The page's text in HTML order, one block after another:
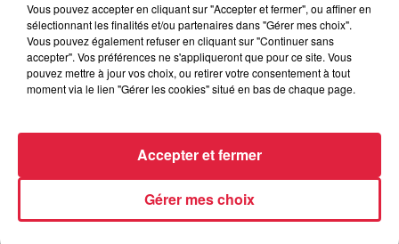
Au zoo de Mulhouse : rencontre avec les
flamants rouges
Vous pouvez accepter en cliquant sur "Accepter et fermer", ou affiner en
sélectionnant les finalités et/ou partenaires dans "Gérer mes choix".
Vous pouvez également refuser en cliquant sur "Continuer sans
accepter". Vos préférences ne s'appliqueront que pour ce site. Vous
pouvez mettre à jour vos choix, ou retirer votre consentement à tout
moment via le lien "Gérer les cookies" situé en bas de chaque page.
Gérer mes choix
Accepter et fermer